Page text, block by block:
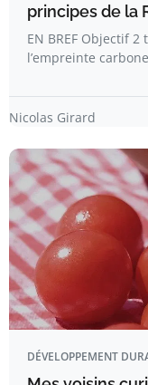
principes de la
EN BREF Objectif
l’empreinte
Nicolas Girard
DÉVELOPPEMENT